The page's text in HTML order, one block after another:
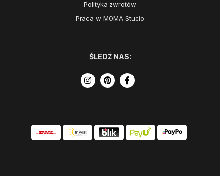
Polityka zwrotów
Praca w MOMA Studio
ŚLEDŹ NAS: